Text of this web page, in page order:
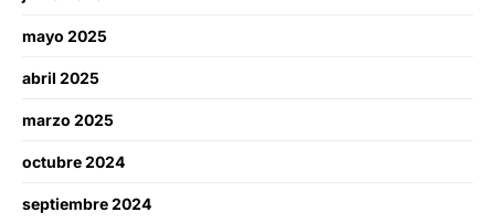
mayo 2025
abril 2025
marzo 2025
octubre 2024
septiembre 2024